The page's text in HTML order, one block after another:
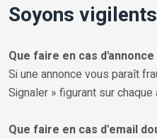
Soyons
Que faire en cas
Si une annonce vous paraît
Signaler » figurant sur chaque
Que faire en cas d'email